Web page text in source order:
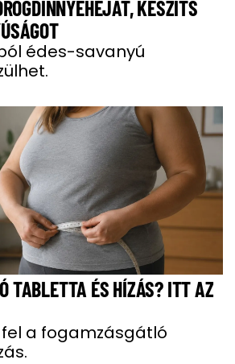
KÉSZÍTS
édes-savanyú
TABLETTA ÉS HÍZÁS? ITT AZ
a fogamzásgátló